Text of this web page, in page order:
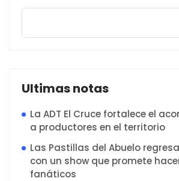
Ultimas notas
La ADT El Cruce fortalece el
a productores en el territorio
Las Pastillas del Abuelo
con un show que promete
fanáticos